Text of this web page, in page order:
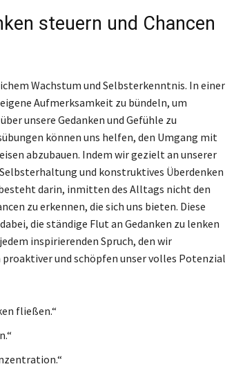
steuern und Chancen
Wachstum und Selbsterkenntnis. In einer
Aufmerksamkeit zu bündeln, um
unsere Gedanken und Gefühle zu
können uns helfen, den Umgang mit
abzubauen. Indem wir gezielt an unserer
und konstruktives Überdenken
darin, inmitten des Alltags nicht den
zu erkennen, die sich uns bieten. Diese
die ständige Flut an Gedanken zu lenken
inspirierenden Spruch, den wir
und schöpfen unser volles Potenzial
fließen.“